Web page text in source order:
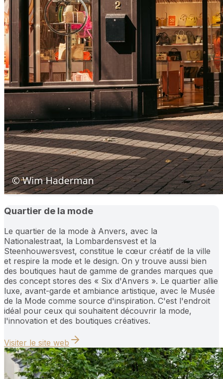
Quartier de la mode
Le quartier de la mode à Anvers, avec la
Nationalestraat, la Lombardensvest et la
Steenhouwersvest, constitue le cœur créatif de la ville
et respire la mode et le design. On y trouve aussi bien
des boutiques haut de gamme de grandes marques que
des concept stores des « Six d'Anvers ». Le quartier allie
luxe, avant-garde et ambiance artistique, avec le Musée
de la Mode comme source d'inspiration. C'est l'endroit
idéal pour ceux qui souhaitent découvrir la mode,
l'innovation et des boutiques créatives.
Visiter le site web